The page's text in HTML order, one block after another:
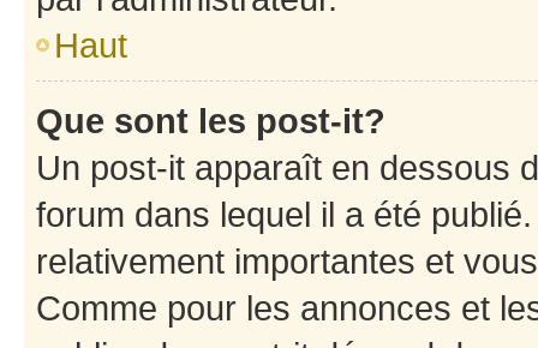
Haut
Que sont les post-it?
Un post-it apparaît en dessous
forum dans lequel il a été
relativement importantes et
Comme pour les annonces et